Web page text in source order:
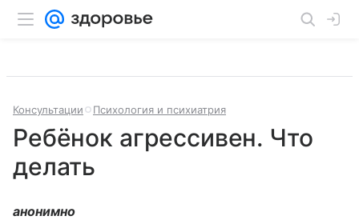
Консультации Психология и психиатрия
Ребёнок агрессивен. Что
делать
анонимно